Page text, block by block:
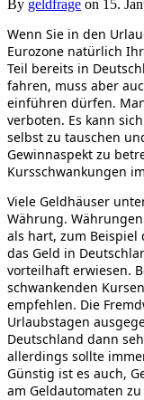
By geldfrage on 15.
Wenn Sie in den
Eurozone natürlich
Teil bereits in
fahren, muss aber
einführen dürfen.
verboten. Es kann
selbst zu tauschen
Gewinnaspekt zu
Kursschwankungen
Viele Geldhäuser
Währung.
als hart, zum
das Geld in
vorteilhaft erwiesen.
schwankenden
empfehlen. Die
Urlaubstagen
Deutschland dann
allerdings sollte
Günstig ist es auch,
am Geldautomaten